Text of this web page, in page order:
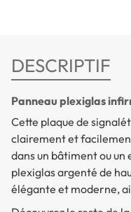
DESCRIPTIF
Panneau plexiglas
Cette plaque de
clairement et
dans un bâtiment ou un
plexiglas argenté de
élégante et moderne,